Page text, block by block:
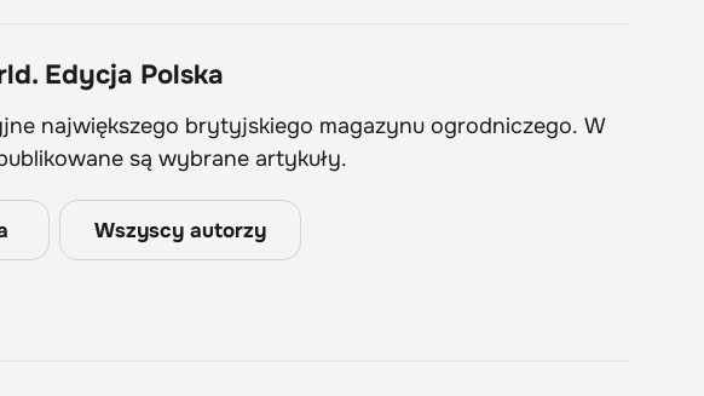
Edycja Polska
największego brytyjskiego magazynu ogrodniczego. W
są wybrane artykuły.
Wszyscy autorzy